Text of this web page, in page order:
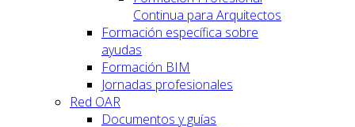
Continua para Arquitectos
Formación específica sobre
ayudas
Formación BIM
Jornadas profesionales
Red OAR
Documentos y guías